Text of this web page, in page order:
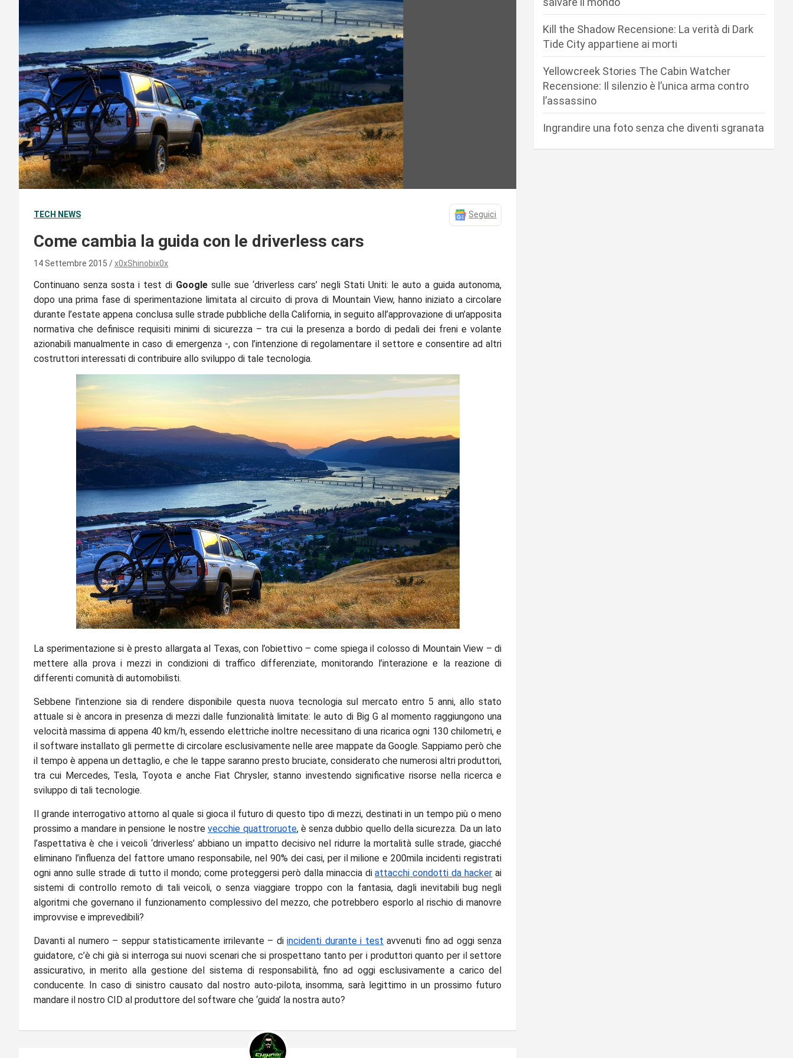
TECH NEWS Seguici
Come cambia la guida con le driverless cars
14 Settembre 2015 x0xShinobix0x
Continuano senza sosta i test di Googlesulle sue ‘driverless cars’ negli Stati Uniti: le auto a guida autonoma,
dopo una prima fase di sperimentazione limitata al circuito di prova di Mountain View, hanno iniziato a circolare
durante l’estate appena conclusa sulle strade pubbliche della California, in seguito all’approvazione di un’apposita
normativa che definisce requisiti minimi di sicurezza – tra cui la presenza a bordo di pedali dei freni e volante
azionabili manualmente in caso di emergenza -, con l’intenzione di regolamentare il settore e consentire ad altri
costruttori interessati di contribuire allo sviluppo di tale tecnologia.
La sperimentazione si è presto allargata al Texas, con l’obiettivo – come spiega il colosso di Mountain View – di
mettere alla prova i mezzi in condizioni di traffico differenziate, monitorando l’interazione e la reazione di
differenti comunità di automobilisti.
Sebbene l’intenzione sia di rendere disponibile questa nuova tecnologia sul mercato entro 5 anni, allo stato
attuale si è ancora in presenza di mezzi dalle funzionalità limitate: le auto di Big G al momento raggiungono una
velocità massima di appena 40 km/h, essendo elettriche inoltre necessitano di una ricarica ogni 130 chilometri, e
il software installato gli permette di circolare esclusivamente nelle aree mappate da Google. Sappiamo però che
il tempo è appena un dettaglio, e che le tappe saranno presto bruciate, considerato che numerosi altri produttori,
tra cui Mercedes, Tesla, Toyota e anche Fiat Chrysler, stanno investendo significative risorse nella ricerca e
sviluppo di tali tecnologie.
Il grande interrogativo attorno al quale si gioca il futuro di questo tipo di mezzi, destinati in un tempo più o meno
prossimo a mandare in pensione le nostrevecchie quattroruote, è senza dubbio quello della sicurezza. Da un lato
l’aspettativa è che i veicoli ‘driverless’ abbiano un impatto decisivo nel ridurre la mortalità sulle strade, giacché
eliminano l’influenza del fattore umano responsabile, nel 90% dei casi, per il milione e 200mila incidenti registrati
ogni anno sulle strade di tutto il mondo; come proteggersi però dalla minaccia diattacchi condotti da hacker ai
sistemi di controllo remoto di tali veicoli, o senza viaggiare troppo con la fantasia, dagli inevitabili bug negli
algoritmi che governano il funzionamento complessivo del mezzo, che potrebbero esporlo al rischio di manovre
improvvise e imprevedibili?
Davanti al numero – seppur statisticamente irrilevante – di incidenti durante i test avvenuti fino ad oggi senza
guidatore, c’è chi già si interroga sui nuovi scenari che si prospettano tanto per i produttori quanto per il settore
assicurativo, in merito alla gestione del sistema di responsabilità, fino ad oggi esclusivamente a carico del
conducente. In caso di sinistro causato dal nostro auto-pilota, insomma, sarà legittimo in un prossimo futuro
mandare il nostro CID al produttore del software che ‘guida’ la nostra auto?
Kill the Shadow Recensione: La verità di Dark
Tide City appartiene ai morti
Yellowcreek Stories The Cabin Watcher
Recensione: Il silenzio è l’unica arma contro
l’assassino
Ingrandire una foto senza che diventi sgranata